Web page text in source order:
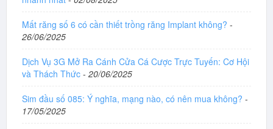
Mất răng số 6 có cần thiết trồng răng Implant không? -
26/06/2025
Dịch Vụ 3G Mở Ra Cánh Cửa Cá Cược Trực Tuyến: Cơ Hội
và Thách Thức - 20/06/2025
Sim đầu số 085: Ý nghĩa, mạng nào, có nên mua không? -
17/05/2025